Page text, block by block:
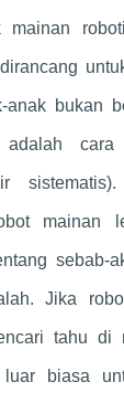
mainan
anak bukan
cara
mainan
sebab-
Jika
tahu di
biasa